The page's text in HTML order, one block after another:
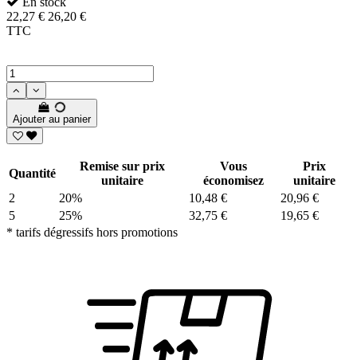
22,27 € 26,20 €
TTC
Ajouter au panier
Quantité
Remise sur prix
unitaire
Vous
économisez
Prix
unitaire
2
20% 10,48 €
20,96 €
5
25% 32,75 €
19,65 €
* tarifs dégressifs hors promotions